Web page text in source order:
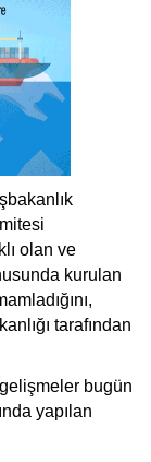
olan ve
kurulan
tarafından
gelişmeler bugün
yapılan